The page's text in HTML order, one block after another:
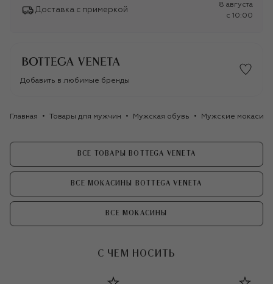
Доставка с примеркой
8 августа
c 10:00
Добавить в любимые бренды
Главная Товары для мужчин Мужская обувь Мужские мокасины
ВСЕ ТОВАРЫ BOTTEGA VENETA
ВСЕ МОКАСИНЫ BOTTEGA VENETA
ВСЕ МОКАСИНЫ
С ЧЕМ НОСИТЬ